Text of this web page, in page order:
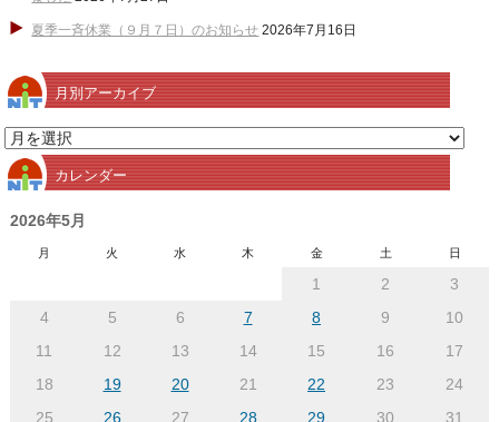
夏季一斉休業（９月７日）のお知らせ 2026年7月16日
月別アーカイブ
月
別
ア
ー
カレンダー
2026年5月
月 火 水 木 金 土 日
1 2
3
4
5 6 7 8 9
10
11
12 13 14 15 16
17
18
19 20 21 22 23
24
25
26 27 28 29 30 31